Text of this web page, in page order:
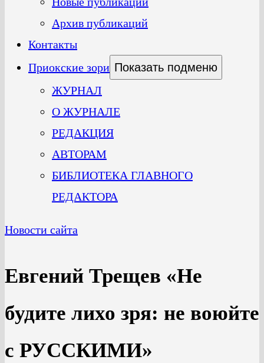
Архив публикаций
Контакты
Приокские зори Показать подменю
ЖУРНАЛ
О ЖУРНАЛЕ
РЕДАКЦИЯ
АВТОРАМ
БИБЛИОТЕКА ГЛАВНОГО
РЕДАКТОРА
Новости сайта
Евгений Трещев «Не
будите лихо зря: не воюйте
с РУССКИМИ»